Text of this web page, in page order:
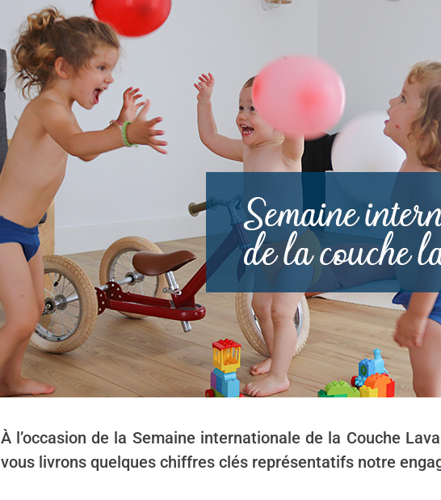
À l’occasion de la Semaine internationale de la Couche
vous livrons quelques chiffres clés représentatifs notre